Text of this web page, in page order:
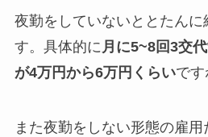
夜勤をしていないととたんに
す。具体的に 月に5~8回3交
が4万円から6万円くらいです
また夜勤をしない形態の雇